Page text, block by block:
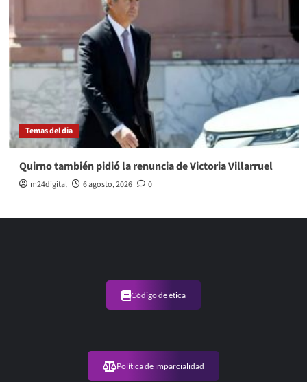
Temas del dia
Quirno también pidió la renuncia de Victoria Villarruel
m24digital 6 agosto, 2026 0
Código de ética
Política de imparcialidad